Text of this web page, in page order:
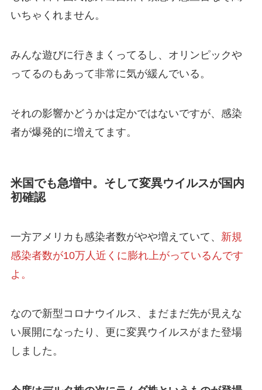
いちゃくれません。
みんな遊びに行きまくってるし、オリンピックや
ってるのもあって非常に気が緩んでいる。
それの影響かどうかは定かではないですが、感染
者が爆発的に増えてます。
米国でも急増中。そして変異ウイルスが国内
初確認
一方アメリカも感染者数がやや増えていて、 新規
感染者数が10万人近くに膨れ上がっているんです
よ。
なので新型コロナウイルス、まだまだ先が見えな
い展開になったり、更に変異ウイルスがまた登場
しました。